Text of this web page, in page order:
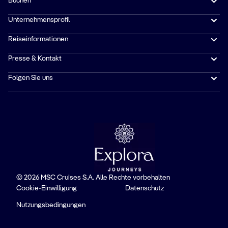
Unternehmensprofil
Reiseinformationen
Presse & Kontakt
Folgen Sie uns
© 2026 MSC Cruises S.A. Alle Rechte vorbehalten
Cookie-Einwilligung
Datenschutz
Nutzungsbedingungen